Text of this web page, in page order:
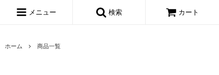
メニュー 検索 カート
ホーム 商品一覧